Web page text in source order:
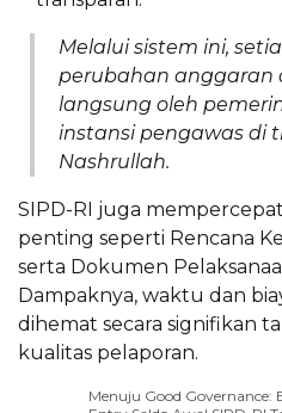
Melalui sistem ini,
perubahan
langsung oleh
instansi pengawas di
Nashrullah.
SIPD-RI juga
penting seperti Rencana
serta Dokumen
Dampaknya, waktu dan
dihemat secara signifikan
kualitas pelaporan.
Menuju Good Governance: